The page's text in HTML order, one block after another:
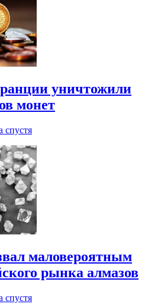
уничтожили
монет
спустя
маловероятным
рынка алмазов
спустя